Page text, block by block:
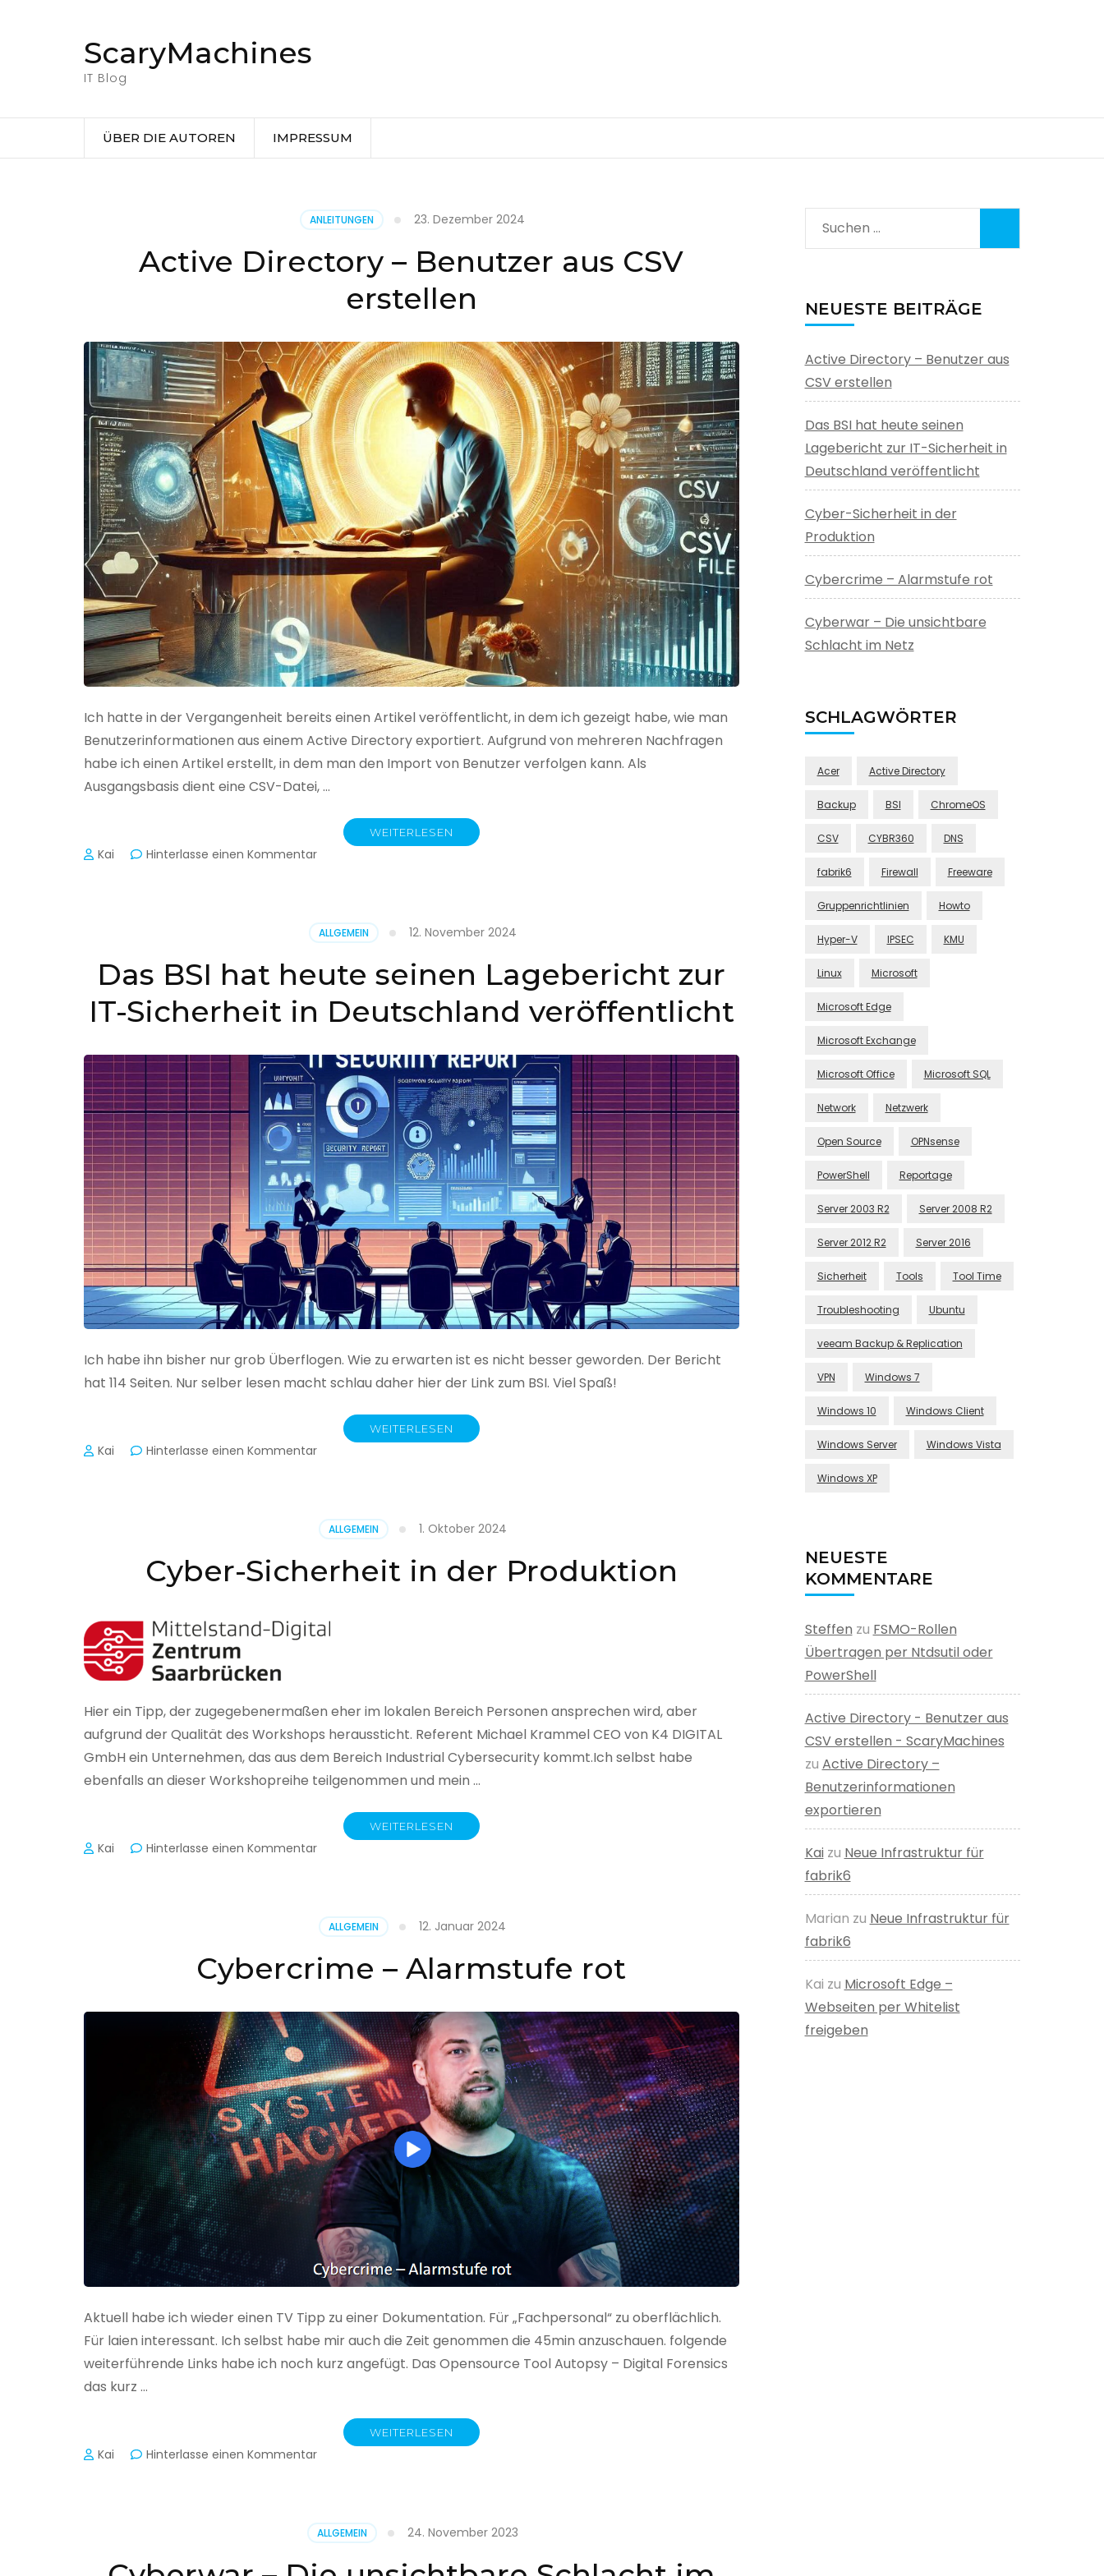
(Eingabetaste
ScaryMachines
IT Blog
ÜBER DIE AUTOREN IMPRESSUM
ANLEITUNGEN 23. Dezember 2024
Active Directory – Benutzer aus CSV
erstellen
Ich hatte in der Vergangenheit bereits einen Artikel veröffentlicht, in dem ich gezeigt habe, wie man
Benutzerinformationen aus einem Active Directory exportiert. Aufgrund von mehreren Nachfragen
habe ich einen Artikel erstellt, in dem man den Import von Benutzer verfolgen kann. Als
Ausgangsbasis dient eine CSV-Datei, …
WEITERLESEN
Kai Hinterlasse einen Kommentarzu
Benutzer
aus
erstellen
ALLGEMEIN 12. November 2024
Das BSI hat heute seinen Lagebericht zur
IT-Sicherheit in Deutschland veröffentlicht
Ich habe ihn bisher nur grob Überflogen. Wie zu erwarten ist es nicht besser geworden. Der Bericht
hat 114 Seiten. Nur selber lesen macht schlau daher hier der Link zum BSI. Viel Spaß!
WEITERLESEN
Kai Hinterlasse einen Kommentarzu
heute
seinen
zur
in
Deutschland
ALLGEMEIN 1. Oktober 2024
Cyber-Sicherheit in der Produktion
Hier ein Tipp, der zugegebenermaßen eher im lokalen Bereich Personen ansprechen wird, aber
aufgrund der Qualität des Workshops heraussticht. Referent Michael Krammel CEO von K4 DIGITAL
GmbH ein Unternehmen, das aus dem Bereich Industrial Cybersecurity kommt.Ich selbst habe
ebenfalls an dieser Workshopreihe teilgenommen und mein …
WEITERLESEN
Kai Hinterlasse einen Kommentarzu
der
Produktion
ALLGEMEIN 12. Januar 2024
Cybercrime – Alarmstufe rot
Aktuell habe ich wieder einen TV Tipp zu einer Dokumentation. Für „Fachpersonal“ zu oberflächlich.
Für laien interessant. Ich selbst habe mir auch die Zeit genommen die 45min anzuschauen. folgende
weiterführende Links habe ich noch kurz angefügt. Das Opensource Tool Autopsy – Digital Forensics
das kurz …
WEITERLESEN
Kai Hinterlasse einen Kommentarzu
rot
ALLGEMEIN 24. November 2023
Suchen
nach:
NEUESTE BEITRÄGE
Active Directory – Benutzer aus
CSV erstellen
Das BSI hat heute seinen
Lagebericht zur IT-Sicherheit in
Deutschland veröffentlicht
Cyber-Sicherheit in der
Produktion
Cybercrime – Alarmstufe rot
Cyberwar – Die unsichtbare
Schlacht im Netz
SCHLAGWÖRTER
Acer Active Directory
Backup BSI ChromeOS
CSV CYBR360 DNS
fabrik6 Firewall Freeware
Gruppenrichtlinien Howto
Hyper-V IPSEC KMU
Linux Microsoft
Microsoft Edge
Microsoft Exchange
Microsoft Office Microsoft SQL
Network Netzwerk
Open Source OPNsense
PowerShell Reportage
Server 2003 R2 Server 2008 R2
Server 2012 R2 Server 2016
Sicherheit Tools Tool Time
Troubleshooting Ubuntu
veeam Backup & Replication
VPN Windows 7
Windows 10 Windows Client
Windows Server Windows Vista
Windows XP
NEUESTE
KOMMENTARE
Steffen zu FSMO-Rollen
Übertragen per Ntdsutil oder
PowerShell
Active Directory - Benutzer aus
CSV erstellen - ScaryMachines
zu Active Directory –
Benutzerinformationen
exportieren
Kaizu Neue Infrastruktur für
fabrik6
Marian zu Neue Infrastruktur für
fabrik6
Kai zu Microsoft Edge –
Webseiten per Whitelist
freigeben